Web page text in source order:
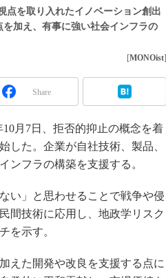
りワールド
WORLD
ネット展
み込み画像技術
み込みモデリング
ISO26262
3Dプリンタ
デジタルツインとCAE
インダストリー4.0
イノベーション
メイドインジャパン
点を取り入れたイノベーション創出
加え、有事に強い社会インフラの
[MONOist]
Share
月7日、拒否的抑止の概念を着
した。企業が自社技術、製品、
ンフラの構築を支援する。
い」と思わせることで戦争や侵
間技術に応用し、地政学リスク
を示す。
えた開発や改良を支援する点に